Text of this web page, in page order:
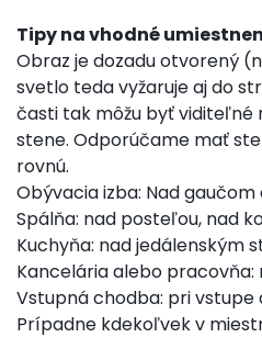
Tipy na vhodné
Obraz je dozadu otvorený
svetlo teda vyžaruje aj do
časti tak môžu byť
stene. Odporúčame mať
rovnú.
Obývacia izba: Nad
Spálňa: nad posteľou, nad
Kuchyňa: nad jedálenským
Kancelária alebo
Vstupná chodba: pri vstupe
Prípadne kdekoľvek v